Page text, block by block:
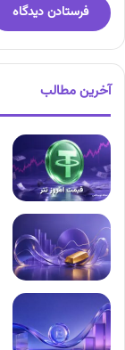
آخرین مطالب